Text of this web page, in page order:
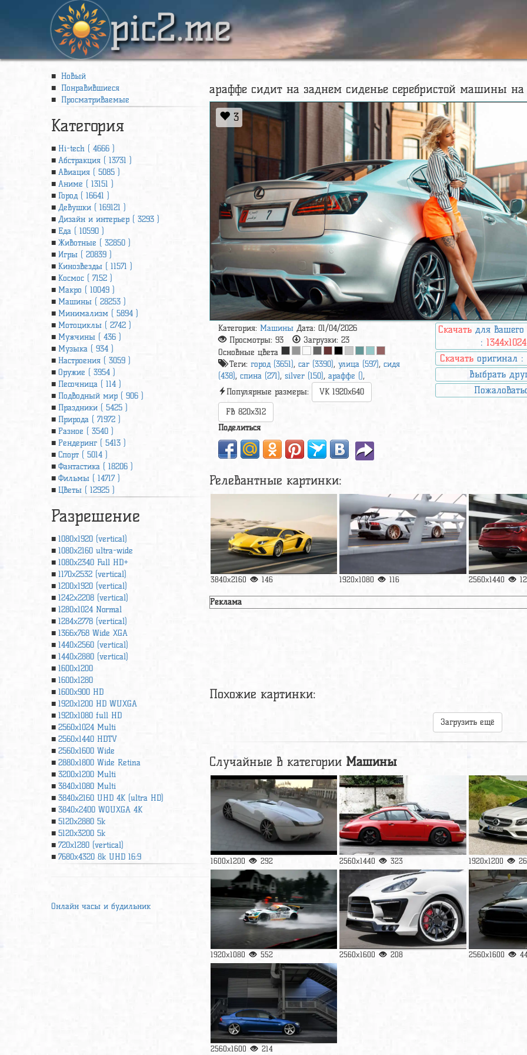
pic2.me
Новый
Понравившиеся
Просматриваемые
Категория
Hi-tech ( 4666 )
Абстракция ( 13731 )
Авиация ( 5085 )
Аниме ( 13151 )
Город ( 16641 )
Девушки ( 169121 )
Дизайн и интерьер ( 3293 )
Еда ( 10590 )
Животные ( 32850 )
Игры ( 20839 )
Кинозвезды ( 11571 )
Космос ( 7152 )
Макро ( 10049 )
Машины ( 28253 )
Минимализм ( 5894 )
Мотоциклы ( 2742 )
Мужчины ( 436 )
Музыка ( 934 )
Настроения ( 3059 )
Оружие ( 3954 )
Песочница ( 114 )
Подводный мир ( 906 )
Праздники ( 5425 )
Природа ( 71972 )
Разное ( 3540 )
Рендеринг ( 5413 )
Спорт ( 5014 )
Фантастика ( 18206 )
Фильмы ( 14717 )
Цветы ( 12925 )
Разрешение
1080x1920 (vertical)
1080x2160 ultra-wide
1080x2340 Full HD+
1170x2532 (vertical)
1200x1920 (vertical)
1242x2208 (vertical)
1280x1024 Normal
1284x2778 (vertical)
1366х768 Wide XGA
1440x2560 (vertical)
1440x2880 (vertical)
1600x1200
1600x1280
1600x900 HD
1920x1200 HD WUXGA
1920х1080 full HD
2560x1024 Multi
2560x1440 HDTV
2560x1600 Wide
2880x1800 Wide Retina
3200x1200 Multi
3840x1080 Multi
3840x2160 UHD 4К (ultra HD)
3840x2400 WQUXGA 4K
5120x2880 5k
5120x3200 5k
720x1280 (vertical)
7680x4320 8k UHD 16:9
Онлайн часы и будильник
араффе сидит на заднем сиденье серебристой машины на
3
Категория: Машины Дата: 01/04/2026
Просмотры:93 Загрузки:23
Основные цвета
Теги:город (3651),car (3390),улица (597),сидя
(438),спина (271),silver (150),араффе (),
Популярные размеры:
VK 1920x640
FB 820x312
Скачать для
:1344x1024
Скачать оригинал :
Выбрать
Поделиться
Релевантные картинки:
3840x2160 146 1920x1080 116 2560x1440
Реклама
Похожие картинки:
Загрузить ещё
Случайные в категории Машины
1600x1200 292 2560x1440 323 1920x1200
1920x1080 552 2560x1600 208 2560x1600
2560x1600 214